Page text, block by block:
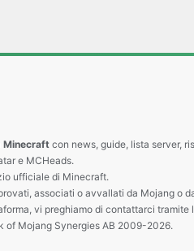
Minecraft con news, guide, lista server,
e MCHeads.
ufficiale di Minecraft.
associati o avvallati da Mojang o
vi preghiamo di contattarci
of Mojang Synergies AB 2009-2026.